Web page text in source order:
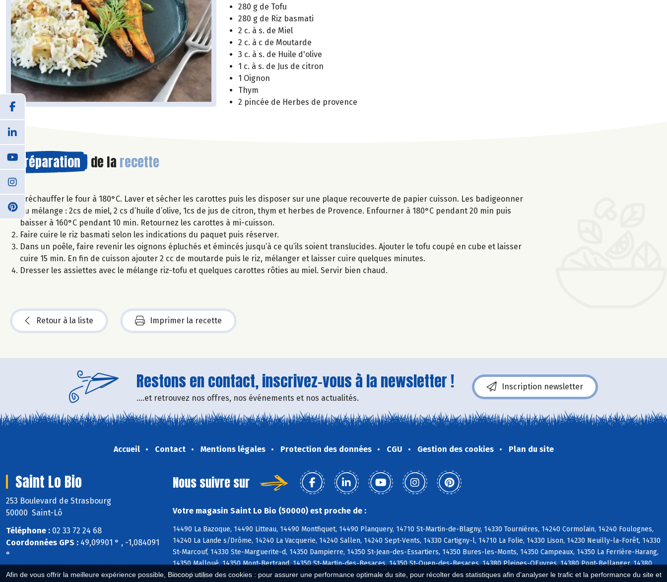
Afin de vous offrir la meilleure expérience possible, Biocoop utilise des cookies : pour assurer une performance optimale du site, pour récolter des statistiques afin d'analyser le trafic et la performance du site et
280 g de Tofu
280 g de Riz basmati
2 c. à s. de Miel
2 c. à c de Moutarde
3 c. à s. de Huile d'olive
1 c. à s. de Jus de citron
1 Oignon
Thym
2 pincée de Herbes de provence
Préparation de la recette
Préchauffer le four à 180°C. Laver et sécher les carottes puis les disposer sur une plaque recouverte de papier cuisson. Les badigeonner
du mélange : 2cs de miel, 2 cs d’huile d’olive, 1cs de jus de citron, thym et herbes de Provence. Enfourner à 180°C pendant 20 min puis
baisser à 160°C pendant 10 min. Retournez les carottes à mi-cuisson.
Faire cuire le riz basmati selon les indications du paquet puis réserver.
Dans un poêle, faire revenir les oignons épluchés et émincés jusqu’à ce qu’ils soient translucides. Ajouter le tofu coupé en cube et laisser
cuire 15 min. En fin de cuisson ajouter 2 cc de moutarde puis le riz, mélanger et laisser cuire quelques minutes.
Dresser les assiettes avec le mélange riz-tofu et quelques carottes rôties au miel. Servir bien chaud.
Retour à la liste Imprimer la recette
Restons en contact, inscrivez-vous à la newsletter !
....et retrouvez nos offres, nos événements et nos actualités.
Inscription newsletter
Accueil Contact Mentions légales Protection des données CGU Gestion des cookies Plan du site
Saint Lo Bio
253 Boulevard de Strasbourg
50000 Saint-Lô
Téléphone : 02 33 72 24 68
Coordonnées GPS : 49,09901 ° , -1,084091
°
Nous suivre sur
Votre magasin Saint Lo Bio (50000) est proche de :
14490 La Bazoque, 14490 Litteau, 14490 Montfiquet, 14490 Planquery, 14710 St-Martin-de-Blagny, 14330 Tournières, 14240 Cormolain, 14240 Foulognes,
14240 La Lande s/Drôme, 14240 La Vacquerie, 14240 Sallen, 14240 Sept-Vents, 14330 Cartigny-l, 14710 La Folie, 14330 Lison, 14230 Neuilly-la-Forêt, 14330
St-Marcouf, 14330 Ste-Marguerite-d, 14350 Dampierre, 14350 St-Jean-des-Essartiers, 14350 Bures-les-Monts, 14350 Campeaux, 14350 La Ferrière-Harang,
14350 Malloué, 14350 Mont-Bertrand, 14350 St-Martin-des-Besaces, 14350 St-Ouen-des-Besaces, 14380 Pleines-OEuvres, 14380 Pont-Bellanger, 14380
Pont-Farcy